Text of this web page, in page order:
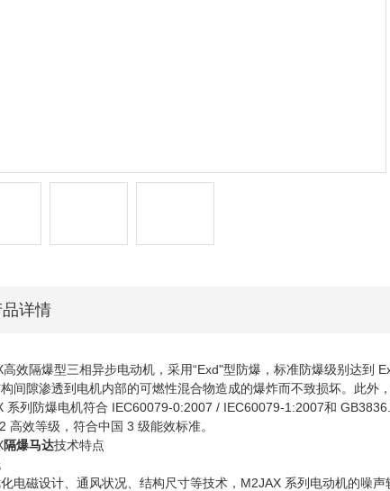
品详情
高效隔爆型三相异步电动机，采用“Exd"型防爆，标准防爆级别达到
间隙渗透到电机内部的可燃性混合物造成的爆炸而不致损坏。此外
系列防爆电机符合 IEC60079-0:2007 / IEC60079-1:2007和
高效等级，符合中国 3 级能效标准。
隔爆马达技术特点
电磁设计、通风状况、结构尺寸等技术，M2JAX 系列电动机的噪